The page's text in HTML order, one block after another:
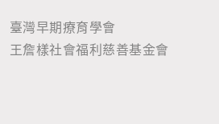
臺灣早期療育學會
王詹樣社會福利慈善基金會